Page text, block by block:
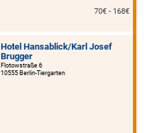
70€ - 168€
Hotel Hansablick/Karl Josef
Brugger
Flotowstraße 6
10555 Berlin-Tiergarten